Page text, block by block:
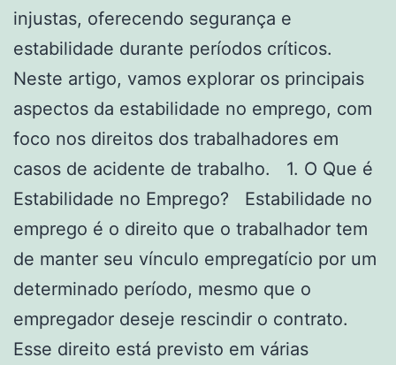
injustas, oferecendo segurança e
estabilidade durante períodos críticos.
Neste artigo, vamos explorar os principais
aspectos da estabilidade no emprego, com
foco nos direitos dos trabalhadores em
casos de acidente de trabalho. 1. O Que é
Estabilidade no Emprego? Estabilidade no
emprego é o direito que o trabalhador tem
de manter seu vínculo empregatício por um
determinado período, mesmo que o
empregador deseje rescindir o contrato.
Esse direito está previsto em várias